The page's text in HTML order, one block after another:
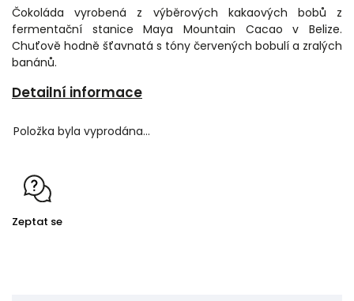
Čokoláda vyrobená z výběrových kakaových bobů z
fermentační stanice Maya Mountain Cacao v Belize.
Chuťově hodně šťavnatá s tóny červených bobulí a zralých
banánů.
Detailní informace
Položka byla vyprodána…
Zeptat se